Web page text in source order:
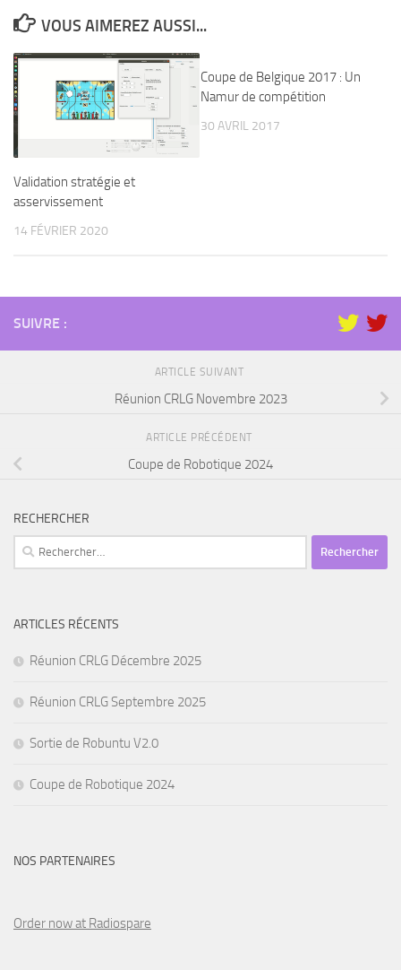
VOUS AIMEREZ AUSSI...
Validation stratégie et
asservissement
14 FÉVRIER 2020
Coupe de Belgique 2017 : Un
Namur de compétition
30 AVRIL 2017
SUIVRE :
ARTICLE SUIVANT
Réunion CRLG Novembre 2023
ARTICLE PRÉCÉDENT
Coupe de Robotique 2024
RECHERCHER
Rechercher :
ARTICLES RÉCENTS
Réunion CRLG Décembre 2025
Réunion CRLG Septembre 2025
Sortie de Robuntu V2.0
Coupe de Robotique 2024
NOS PARTENAIRES
Order now at Radiospare